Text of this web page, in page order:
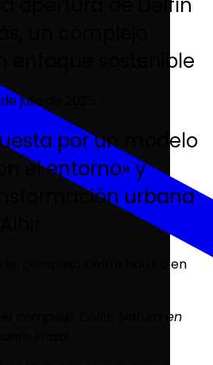
un complejo
enfoque sostenible
de julio de 2025
por un modelo
el entorno» y
urbana
complejo Delfín Natura en
Plaza.